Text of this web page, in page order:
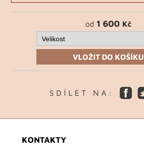
od 1 600 Kč
VLOŽIT DO KOŠÍKU
S D Í L E T N A :
KONTAKTY